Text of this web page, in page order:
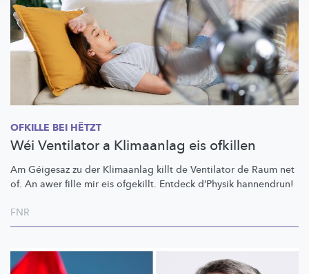
OFKILLE BEI HËTZT
Wéi Ventilator a Klimaanlag eis ofkillen
Am Géigesaz zu der Klimaanlag killt de Ventilator de Raum net
of. An awer fille mir eis ofgekillt. Entdeck d’Physik hannendrun!
FNR